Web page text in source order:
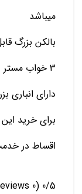
میباشد
بالکن بزرگ
3 خواب مستر
دارای انباری
برای خرید
اقساط در
0/5
(0 Reviews)